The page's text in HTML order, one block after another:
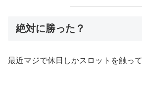
絶対に勝った？
最近マジで休日しかスロットを触って